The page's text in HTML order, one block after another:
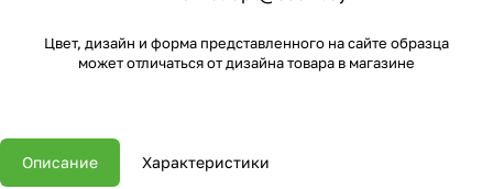
Цвет, дизайн и форма представленного на сайте образца
может отличаться от дизайна товара в магазине
Описание Характеристики